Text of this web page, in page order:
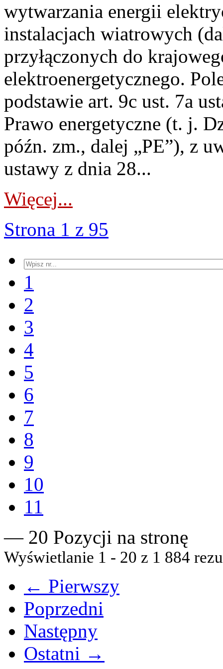
wytwarzania energii
instalacjach wiatrowych
przyłączonych do
elektroenergetycznego.
podstawie art. 9c ust. 7a
Prawo energetyczne (t. j.
późn. zm., dalej „PE”), z
ustawy z dnia 28...
Więcej...
Strona 1 z 95
1
2
3
4
5
6
7
8
9
10
11
— 20 Pozycji na stronę
Wyświetlanie 1 - 20 z 1 884
← Pierwszy
Poprzedni
Następny
Ostatni →